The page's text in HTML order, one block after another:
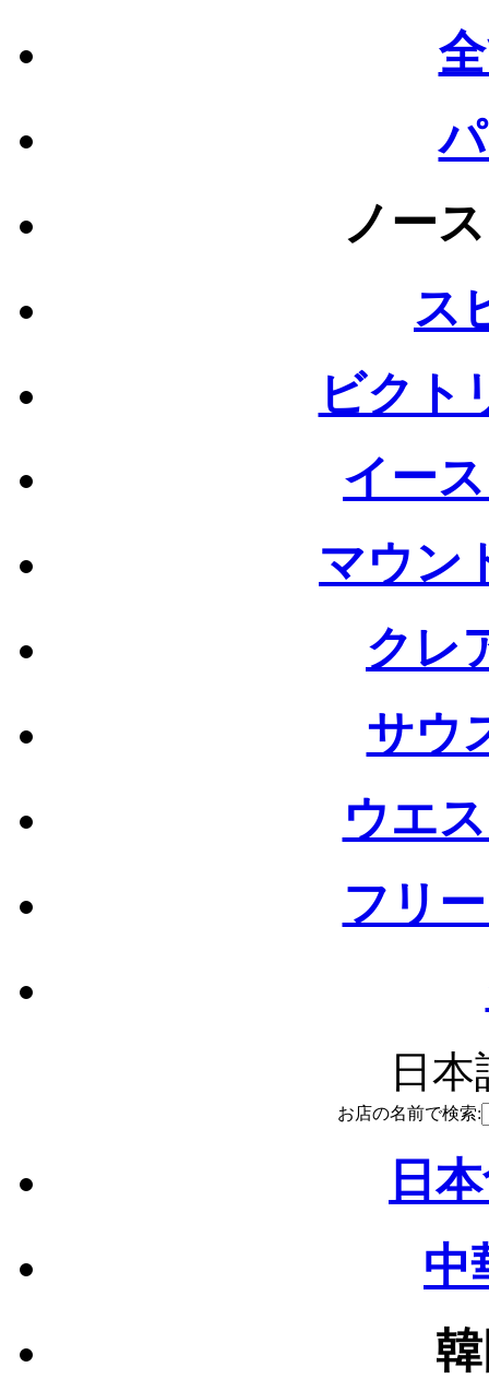
ノー
ス
ビクト
イー
マウン
クレ
サウ
ウエ
フリ
日
お店の名前で検索:
日
中